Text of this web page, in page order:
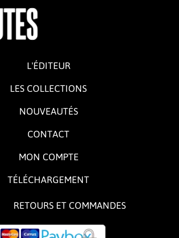
L'ÉDITEUR
LES COLLECTIONS
NOUVEAUTÉS
CONTACT
MON COMPTE
TÉLÉCHARGEMENT
RETOURS ET COMMANDES